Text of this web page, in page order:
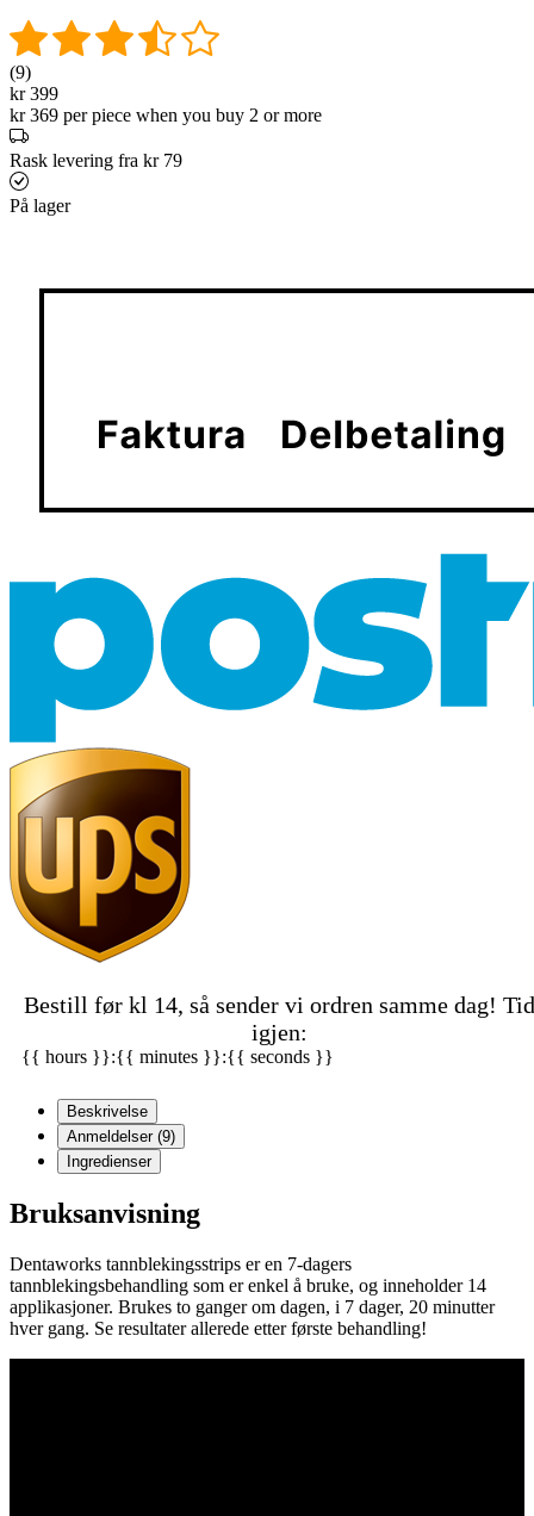
(9)
kr 399
kr 369 per piece when you buy 2 or more
Rask levering fra kr 79
På lager
Bestill før kl 14, så sender vi ordren samme dag! Tid
igjen:
{{ hours }}:{{ minutes }}:{{ seconds }}
Beskrivelse
Anmeldelser (9)
Ingredienser
Bruksanvisning
Dentaworks tannblekingsstrips er en 7-dagers
tannblekingsbehandling som er enkel å bruke, og inneholder 14
applikasjoner. Brukes to ganger om dagen, i 7 dager, 20 minutter
hver gang. Se resultater allerede etter første behandling!